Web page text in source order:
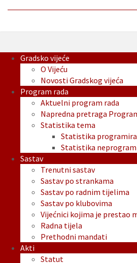
Gradsko vijeće
O Vijeću
Novosti Gradskog vijeća
Program rada
Aktuelni program rada
Napredna pretraga
Statistika tema
Statistika
Statistika
Sastav
Trenutni sastav
Sastav po strankama
Sastav po radnim tijelima
Sastav po klubovima
Vijećnici kojima je prestao
Radna tijela
Prethodni mandati
Akti
Statut